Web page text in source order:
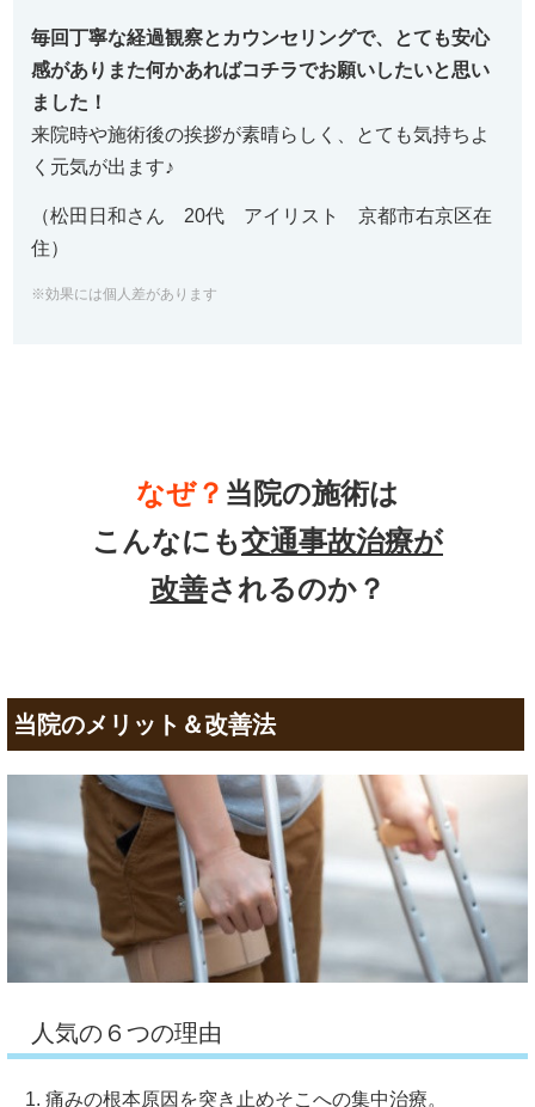
毎回丁寧な経過観察とカウンセリングで、とても安心
感がありまた何かあればコチラでお願いしたいと思い
ました！
来院時や施術後の挨拶が素晴らしく、とても気持ちよ
く元気が出ます♪
（松田日和さん 20代 アイリスト 京都市右京区在
住）
※効果には個人差があります
なぜ？ 当院の施術は
こんなにも交通事故治療が
改善されるのか？
当院のメリット＆改善法
人気の６つの理由
痛みの根本原因を突き止めそこへの集中治療。